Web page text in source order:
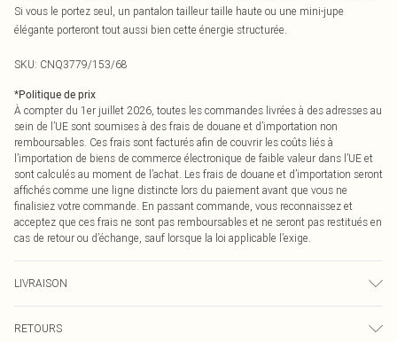
Si vous le portez seul, un pantalon tailleur taille haute ou une mini-jupe
élégante porteront tout aussi bien cette énergie structurée.
SKU: CNQ3779/153/68
*Politique de prix
À compter du 1er juillet 2026, toutes les commandes livrées à des adresses au
sein de l’UE sont soumises à des frais de douane et d’importation non
remboursables. Ces frais sont facturés afin de couvrir les coûts liés à
l’importation de biens de commerce électronique de faible valeur dans l’UE et
sont calculés au moment de l’achat. Les frais de douane et d’importation seront
affichés comme une ligne distincte lors du paiement avant que vous ne
finalisiez votre commande. En passant commande, vous reconnaissez et
acceptez que ces frais ne sont pas remboursables et ne seront pas restitués en
cas de retour ou d’échange, sauf lorsque la loi applicable l’exige.
LIVRAISON
RETOURS